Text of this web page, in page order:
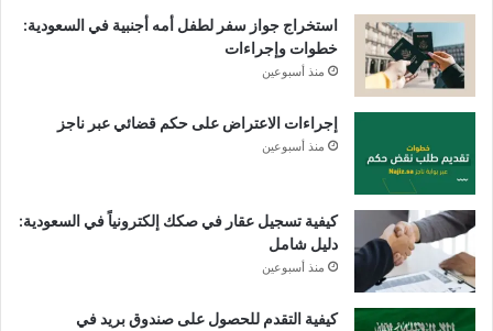
استخراج جواز سفر لطفل أمه أجنبية في السعودية:
خطوات وإجراءات
منذ أسبوعين
إجراءات الاعتراض على حكم قضائي عبر ناجز
منذ أسبوعين
كيفية تسجيل عقار في صكك إلكترونياً في السعودية:
دليل شامل
منذ أسبوعين
كيفية التقدم للحصول على صندوق بريد في